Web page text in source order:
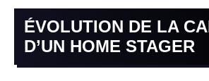
ÉVOLUTION DE LA
D’UN HOME STAGER